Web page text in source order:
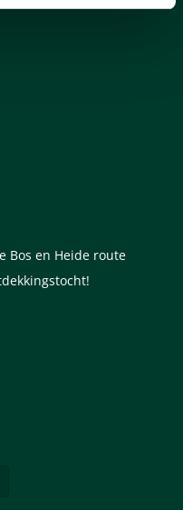
Bos en Heide route